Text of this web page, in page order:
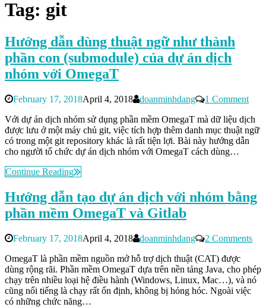
Tag: git
Hướng dẫn dùng thuật ngữ như thành
phần con (submodule) của dự án dịch
nhóm với OmegaT
February 17, 2018April 4, 2018 doanminhdang
1 Comment
Với dự án dịch nhóm sử dụng phần mềm OmegaT mà dữ liệu dịch
được lưu ở một máy chủ git, việc tích hợp thêm danh mục thuật ngữ
có trong một git repository khác là rất tiện lợi. Bài này hướng dẫn
cho người tổ chức dự án dịch nhóm với OmegaT cách dùng…
Continue Reading
Hướng dẫn tạo dự án dịch với nhóm bằng
phần mềm OmegaT và Gitlab
February 17, 2018April 4, 2018 doanminhdang
2 Comments
OmegaT là phần mềm nguồn mở hỗ trợ dịch thuật (CAT) được
dùng rộng rãi. Phần mềm OmegaT dựa trên nền tảng Java, cho phép
chạy trên nhiều loại hệ điều hành (Windows, Linux, Mac…), và nó
cũng nổi tiếng là chạy rất ổn định, không bị hỏng hóc. Ngoài việc
có những chức năng…